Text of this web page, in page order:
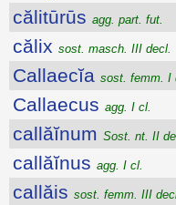
călitūrūs agg. part. fut.
călix sost. masch. III decl.
Callaecĭa sost. femm. I
Callaecus agg. I cl.
callăĭnum Sost. nt. II
callăĭnus agg. I cl.
callăis sost. femm. III